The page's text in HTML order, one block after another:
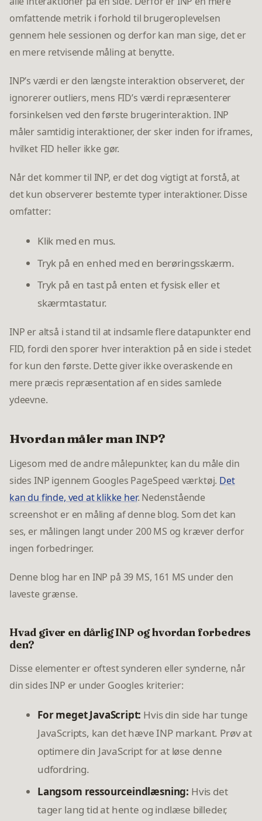
omfattende metrik i forhold til brugeroplevelsen
gennem hele sessionen og derfor kan man sige, det er
en mere retvisende måling at benytte.
INP’s værdi er den længste interaktion observeret, der
ignorerer outliers, mens FID’s værdi repræsenterer
forsinkelsen ved den første brugerinteraktion. INP
måler samtidig interaktioner, der sker inden for iframes,
hvilket FID heller ikke gør.
Når det kommer til INP, er det dog vigtigt at forstå, at
det kun observerer bestemte typer interaktioner. Disse
omfatter:
Klik med en mus.
Tryk på en enhed med en berøringsskærm.
Tryk på en tast på enten et fysisk eller et
skærmtastatur.
INP er altså i stand til at indsamle flere datapunkter end
FID, fordi den sporer hver interaktion på en side i stedet
for kun den første. Dette giver ikke overaskende en
mere præcis repræsentation af en sides samlede
ydeevne.
Hvordan måler man INP?
Ligesom med de andre målepunkter, kan du måle din
sides INP igennem Googles PageSpeed værktøj. Det
kan du finde, ved at klikke her. Nedenstående
screenshot er en måling af denne blog. Som det kan
ses, er målingen langt under 200 MS og kræver derfor
ingen forbedringer.
Denne blog har en INP på 39 MS, 161 MS under den
laveste grænse.
Hvad giver en dårlig INP og hvordan forbedres
den?
Disse elementer er oftest synderen eller synderne, når
din sides INP er under Googles kriterier:
For meget JavaScript: Hvis din side har tunge
JavaScripts, kan det hæve INP markant. Prøv at
optimere din JavaScript for at løse denne
udfordring.
Langsom ressourceindlæsning: Hvis det
tager lang tid at hente og indlæse billeder,